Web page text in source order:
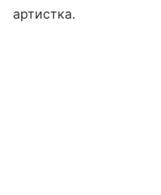
артистка.